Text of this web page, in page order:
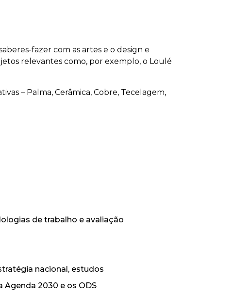
fazer com as artes e o design e
relevantes como, por exemplo, o Loulé
– Palma, Cerâmica, Cobre, Tecelagem,
de trabalho e avaliação
nacional, estudos
2030 e os ODS